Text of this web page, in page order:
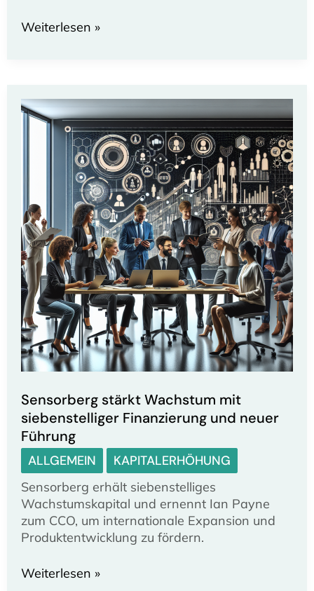
Drees
Investitionen
durch
Beteiligung
Ventures
Weiterlesen »
Sensorberg stärkt Wachstum mit
siebenstelliger Finanzierung und neuer
Führung
ALLGEMEIN KAPITALERHÖHUNG
Sensorberg erhält siebenstelliges
Wachstumskapital und ernennt Ian Payne
zum CCO, um internationale Expansion und
Produktentwicklung zu fördern.
Sensorberg
Weiterlesen »